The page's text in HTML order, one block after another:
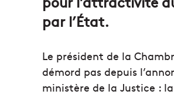
par l’État.
Le président de la
démord pas depuis
ministère de la Justice :